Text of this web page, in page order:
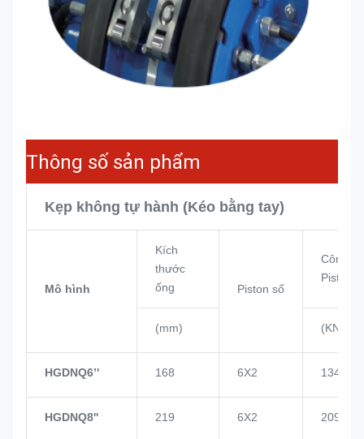
Thông số sản phẩm
Kẹp không tự hành (Kéo bằng tay)
Mô hình
Kích
thước
ống
Piston số
Công
Piston
(mm) (KN)
HGDNQ6’' 168 6X2 134
HGDNQ8'' 219 6X2 209